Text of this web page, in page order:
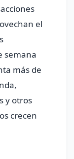
el
semana
más de
y otros
crecen